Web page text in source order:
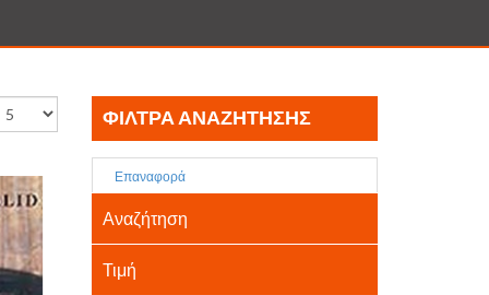
ΦΊΛΤΡΑ ΑΝΑΖΉΤΗΣΗΣ
Επαναφορά
Αναζήτηση
Τιμή